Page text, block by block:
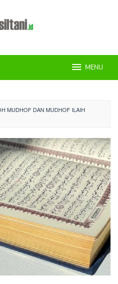
MENU
MUDHOF DAN MUDHOF ILAIH